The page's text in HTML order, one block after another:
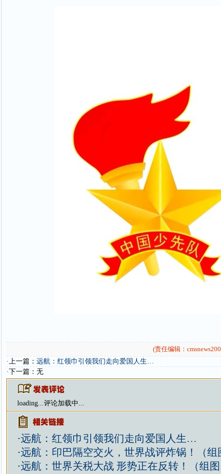
(责任编辑：
·上一篇： 远航：红领巾引领我们走向爱国人生…
·下一篇：无
loading...评论加载中...
·远航：红领巾引领我们走向爱国人生…
·远航：印巴隔空交火，世界战评炸锅！（组
·远航：世界关税大战 形势正在反转！（组